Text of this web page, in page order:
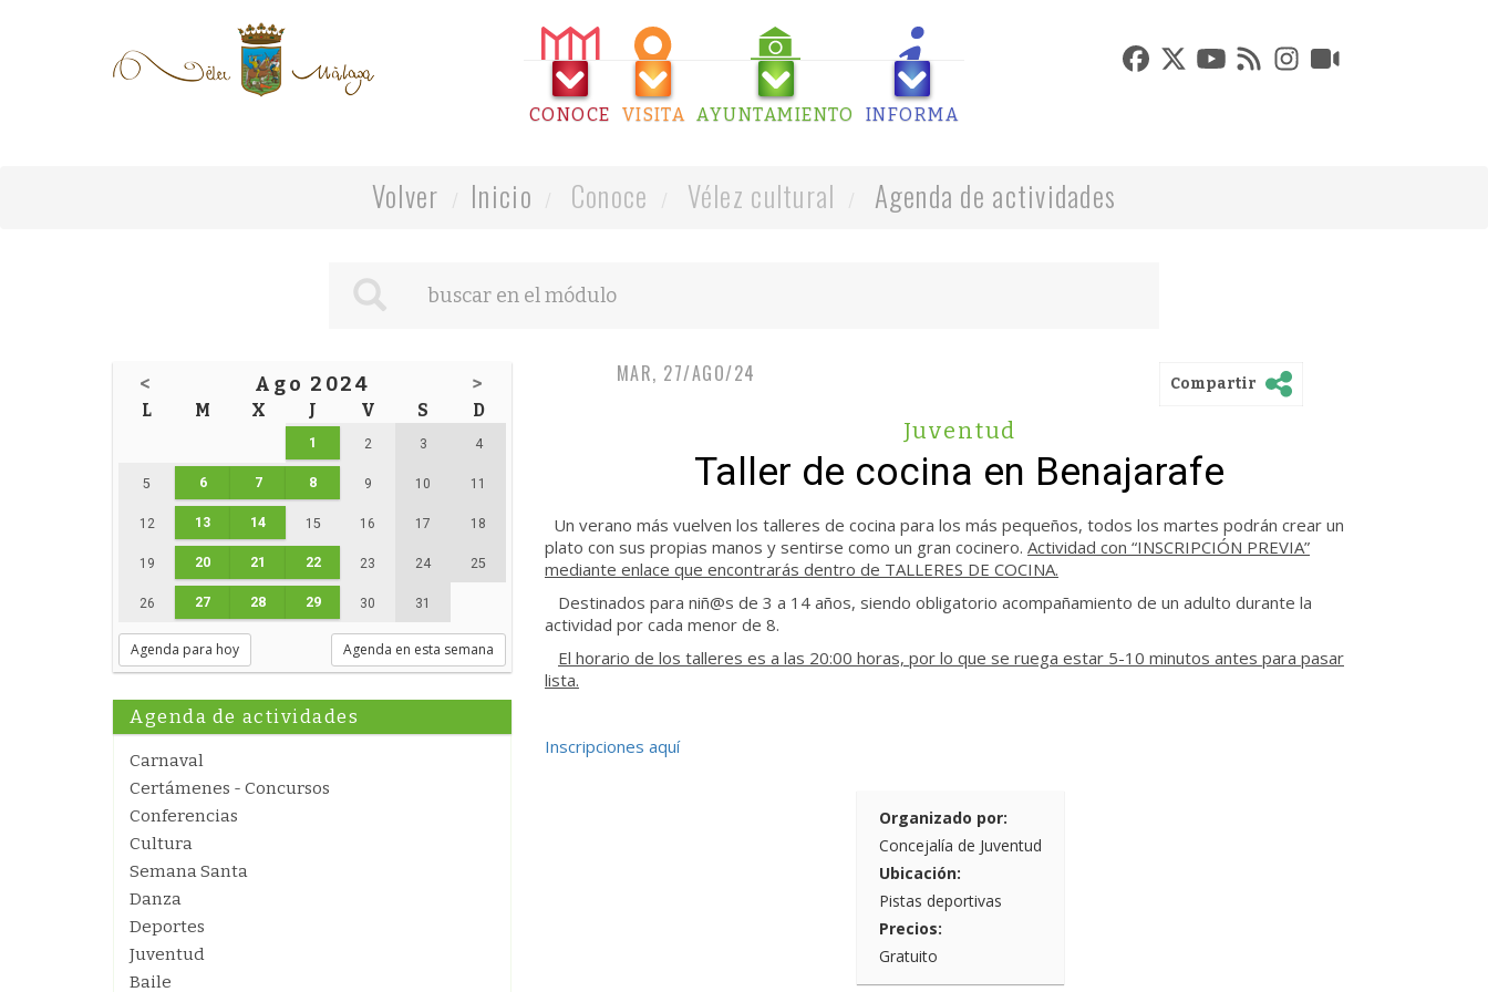
CONOCE VISITA AYUNTAMIENTO INFORMA
Volver Inicio Conoce Vélez cultural Agenda de actividades
< Ago 2024 >
L M X J V S D
1 2 3 4
5 6 7 8 9 10 11
12 13 14 15 16 17 18
19 20 21 22 23 24 25
26 27 28 29 30 31
Agenda para hoy Agenda en esta semana
Agenda de actividades
Carnaval
Certámenes - Concursos
Conferencias
Cultura
Semana Santa
Danza
Deportes
Juventud
Baile
MAR, 27/AGO/24 Compartir
Juventud
Taller de cocina en Benajarafe
Un verano más vuelven los talleres de cocina para los más pequeños, todos los martes podrán crear un
plato con sus propias manos y sentirse como un gran cocinero. Actividad con “INSCRIPCIÓN PREVIA”
mediante enlace que encontrarás dentro de TALLERES DE COCINA.
Destinados para niñ@s de 3 a 14 años, siendo obligatorio acompañamiento de un adulto durante la
actividad por cada menor de 8.
El horario de los talleres es a las 20:00 horas, por lo que se ruega estar 5-10 minutos antes para pasar
lista.
Inscripciones aquí
Organizado por:
Concejalía de Juventud
Ubicación:
Pistas deportivas
Precios:
Gratuito